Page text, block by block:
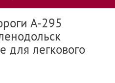
А-295
для легкового